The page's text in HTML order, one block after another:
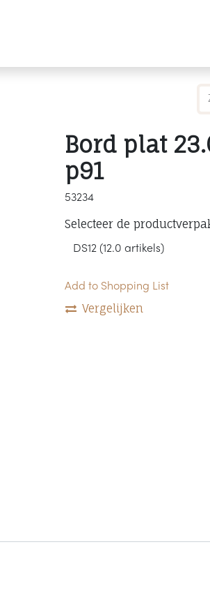
Bord plat
p91
53234
Selecteer de
Add to Shopping List
Vergelijken